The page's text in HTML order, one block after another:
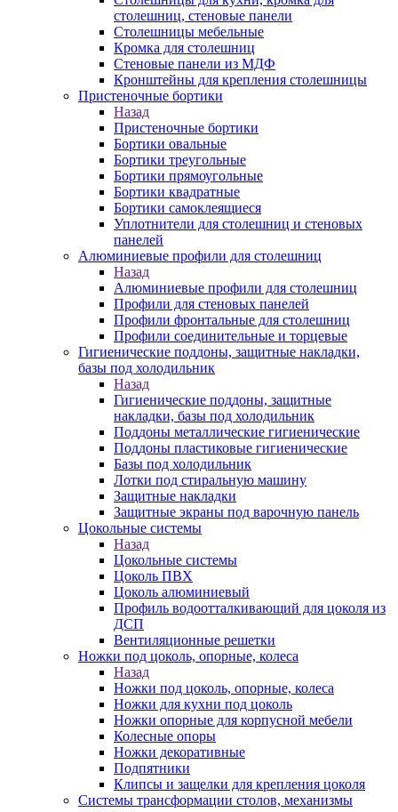
столешниц, стеновые панели
Столешницы мебельные
Кромка для столешниц
Стеновые панели из МДФ
Кронштейны для крепления столешницы
Пристеночные бортики
Назад
Пристеночные бортики
Бортики овальные
Бортики треугольные
Бортики прямоугольные
Бортики квадратные
Бортики самоклеящиеся
Уплотнители для столешниц и стеновых
панелей
Алюминиевые профили для столешниц
Назад
Алюминиевые профили для столешниц
Профили для стеновых панелей
Профили фронтальные для столешниц
Профили соединительные и торцевые
Гигиенические поддоны, защитные накладки,
базы под холодильник
Назад
Гигиенические поддоны, защитные
накладки, базы под холодильник
Поддоны металлические гигиенические
Поддоны пластиковые гигиенические
Базы под холодильник
Лотки под стиральную машину
Защитные накладки
Защитные экраны под варочную панель
Цокольные системы
Назад
Цокольные системы
Цоколь ПВХ
Цоколь алюминиевый
Профиль водоотталкивающий для цоколя из
ДСП
Вентиляционные решетки
Ножки под цоколь, опорные, колеса
Назад
Ножки под цоколь, опорные, колеса
Ножки для кухни под цоколь
Ножки опорные для корпусной мебели
Колесные опоры
Ножки декоративные
Подпятники
Клипсы и защелки для крепления цоколя
Системы трансформации столов, механизмы